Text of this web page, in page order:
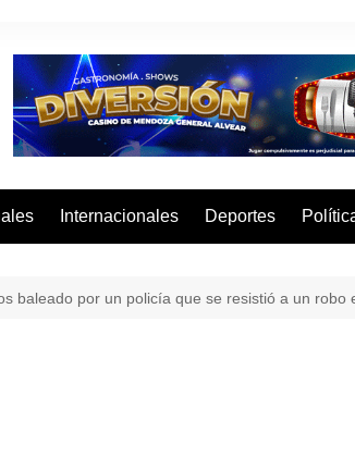
Internacionales Deportes
baleado por un policía que se resistió a un robo